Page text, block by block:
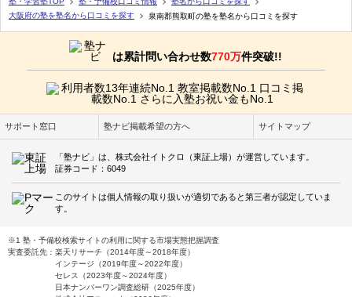
大阪府の塾を塾名から口コミを探す
泉南郡熊取町の塾を塾名から口コミを探す
は累計問い合わせ数770万件突破!!
サポート窓口 塾ナビ掲載希望の方へ サイトマップ
「塾ナビ」は、株式会社イトクロ（東証上場）が運営しています。
証券コード：6049
このサイトは個人情報の取り扱いが適切であると第三者が認定していま
す。
※1 塾・予備校検索サイトの利用に関する市場実態把握調査
実査委託先：楽天リサーチ（2014年度～2018年度）
インテージ（2019年度～2022年度）
セレス（2023年度～2024年度）
日本ナンバーワン調査総研（2025年度）